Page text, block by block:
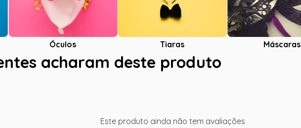
Óculos Tiaras Máscaras
acharam deste produto
Este produto ainda não tem avaliações